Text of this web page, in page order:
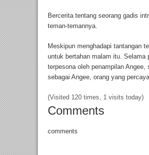
Bercerita tentang seorang gadis
teman-temannya.
Meskipun menghadapi tantangan
untuk bertahan malam itu. Selama
terpesona oleh penampilan
sebagai Angee, orang yang
(Visited 120 times, 1 visits today)
Comments
comments